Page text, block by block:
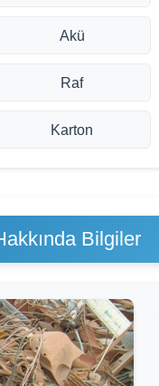
Akü
Raf
Karton
Bilgiler